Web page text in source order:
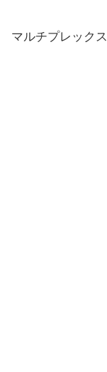
マルチプレックス